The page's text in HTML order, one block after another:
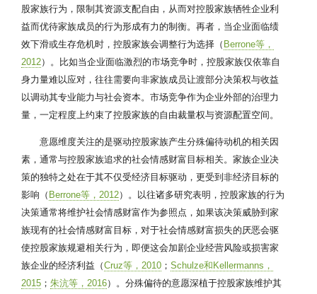
股家族行为，限制其资源支配自由，从而对控股家族牺牲企业利
益而优待家族成员的行为形成有力的制衡。再者，当企业面临绩
效下滑或生存危机时，控股家族会调整行为选择（ Berrone等，
2012）。比如当企业面临激烈的市场竞争时，控股家族仅依靠自
身力量难以应对，往往需要向非家族成员让渡部分决策权与收益
以调动其专业能力与社会资本。市场竞争作为企业外部的治理力
量，一定程度上约束了控股家族的自由裁量权与资源配置空间。
意愿维度关注的是驱动控股家族产生分殊偏待动机的相关因
素，通常与控股家族追求的社会情感财富目标相关。家族企业决
策的独特之处在于其不仅受经济目标驱动，更受到非经济目标的
影响（ Berrone等，2012）。以往诸多研究表明，控股家族的行为
决策通常将维护社会情感财富作为参照点，如果该决策威胁到家
族现有的社会情感财富目标，对于社会情感财富损失的厌恶会驱
使控股家族规避相关行为，即便这会加剧企业经营风险或损害家
族企业的经济利益（Cruz等，2010 ；Schulze和Kellermanns，
2015 ；朱沆等，2016）。分殊偏待的意愿深植于控股家族维护其